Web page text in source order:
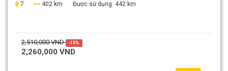
7
402 km Được sử dụng: 442 km
2,510,000 VND -10%
2,260,000 VND